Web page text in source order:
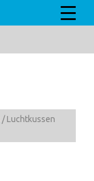
/ Luchtkussen